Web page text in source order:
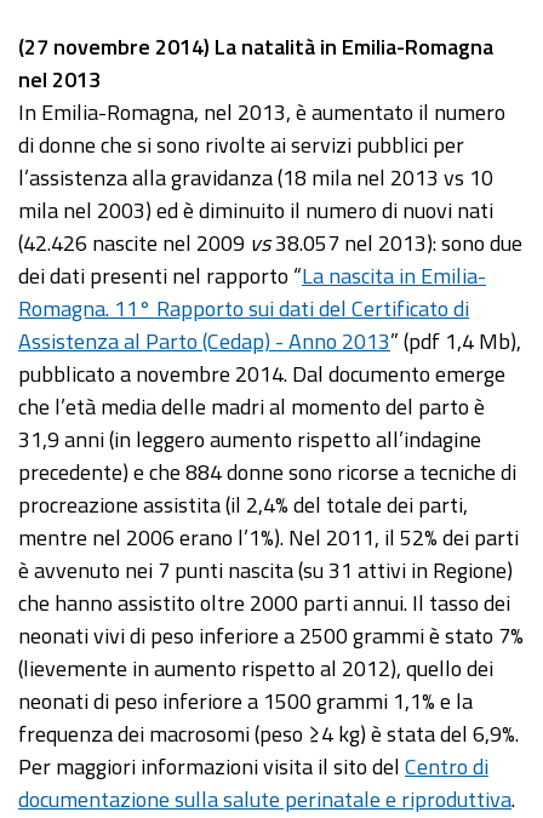
(27 novembre 2014) La natalità in Emilia-Romagna
nel 2013
In Emilia-Romagna, nel 2013, è aumentato il numero
di donne che si sono rivolte ai servizi pubblici per
l’assistenza alla gravidanza (18 mila nel 2013 vs 10
mila nel 2003) ed è diminuito il numero di nuovi nati
(42.426 nascite nel 2009 vs38.057 nel 2013): sono due
dei dati presenti nel rapporto “La nascita in Emilia-
Romagna. 11° Rapporto sui dati del Certificato di
Assistenza al Parto (Cedap) - Anno 2013” (pdf 1,4 Mb),
pubblicato a novembre 2014. Dal documento emerge
che l’età media delle madri al momento del parto è
31,9 anni (in leggero aumento rispetto all’indagine
precedente) e che 884 donne sono ricorse a tecniche di
procreazione assistita (il 2,4% del totale dei parti,
mentre nel 2006 erano l’1%). Nel 2011, il 52% dei parti
è avvenuto nei 7 punti nascita (su 31 attivi in Regione)
che hanno assistito oltre 2000 parti annui. Il tasso dei
neonati vivi di peso inferiore a 2500 grammi è stato 7%
(lievemente in aumento rispetto al 2012), quello dei
neonati di peso inferiore a 1500 grammi 1,1% e la
frequenza dei macrosomi (peso ≥4 kg) è stata del 6,9%.
Per maggiori informazioni visita il sito delCentro di
documentazione sulla salute perinatale e riproduttiva.